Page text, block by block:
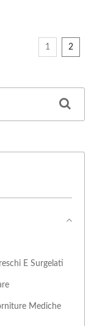
1 2
E Surgelati
Mediche